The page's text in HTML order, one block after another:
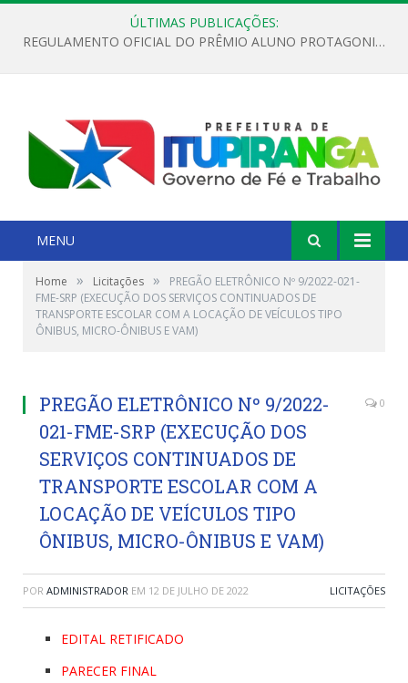
ÚLTIMAS PUBLICAÇÕES:
REGULAMENTO OFICIAL DO PRÊMIO ALUNO PROTAGONISTA – EDIÇÃO 2026
MENU
Home » Licitações »
PREGÃO ELETRÔNICO Nº 9/2022-021-
FME-SRP (EXECUÇÃO DOS SERVIÇOS CONTINUADOS DE
TRANSPORTE ESCOLAR COM A LOCAÇÃO DE VEÍCULOS TIPO
ÔNIBUS, MICRO-ÔNIBUS E VAM)
PREGÃO ELETRÔNICO Nº 9/2022-
021-FME-SRP (EXECUÇÃO DOS
SERVIÇOS CONTINUADOS DE
TRANSPORTE ESCOLAR COM A
LOCAÇÃO DE VEÍCULOS TIPO
ÔNIBUS, MICRO-ÔNIBUS E VAM)
0
POR ADMINISTRADOR EM 12 DE JULHO DE 2022 LICITAÇÕES
EDITAL RETIFICADO
PARECER FINAL